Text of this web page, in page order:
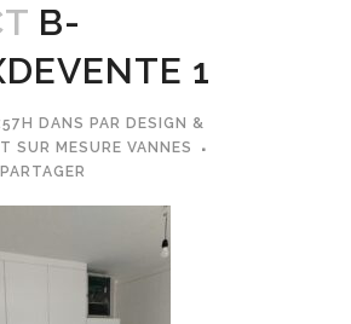
B-
1
DANS PAR DESIGN &
SUR MESURE VANNES
PARTAGER